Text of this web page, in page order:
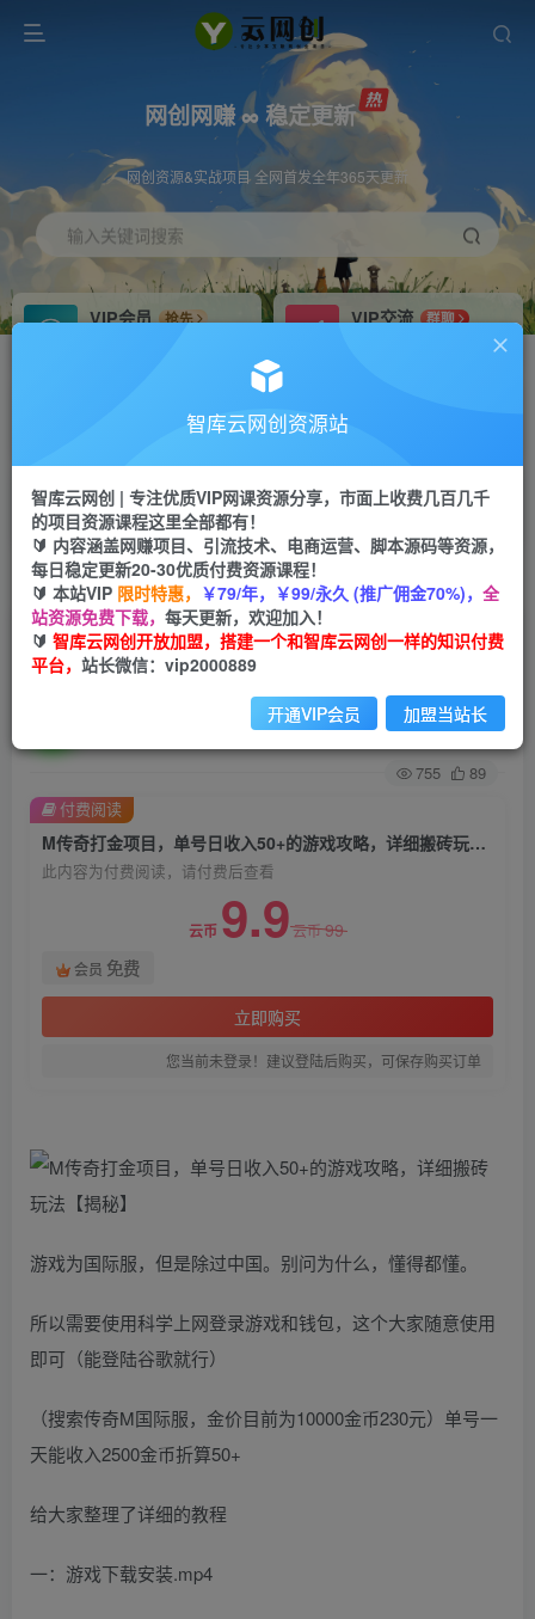
网创网赚 ∞ 稳定更新
网创资源&实战项目 全网首发全年365天更新
输入关键词搜索
VIP会员
抢先
VIP交流
群聊
研究探讨更多创业项目路子。
会员专属推广链接
网赚网创 项目
365天稳定跟新
APP下载
GO
首页 创业课程 会员免费 正文
M传奇打金项目，单号日收入50+的游戏攻略，详
细搬砖玩法【揭秘】
关注 私信
755 89
M传奇打金项目，单号日收入50+的游戏攻略，详细搬砖玩法【揭秘】
此内容为付费阅读，请付费后查看
云币 9.9云币99
会员 免费
立即购买
您当前未登录！建议登陆后购买，可保存购买订单
付费阅读
游戏为国际服，但是除过中国。别问为什么，懂得都懂。
所以需要使用科学上网登录游戏和钱包，这个大家随意使用
即可（能登陆谷歌就行）
（搜索传奇M国际服，金价目前为10000金币230元）单号一
天能收入2500金币折算50+
给大家整理了详细的教程
一：游戏下载安装.mp4
智库云网创资源站
智库云网创 | 专注优质VIP网课资源分享，市面上收费几百几千
的项目资源课程这里全部都有！
🔰 内容涵盖网赚项目、引流技术、电商运营、脚本源码等资源，
每日稳定更新20-30优质付费资源课程！
🔰 本站VIP 限时特惠， ￥79/年，￥99/永久 (推广佣金70%)， 全
站资源免费下载， 每天更新，欢迎加入！
🔰 智库云网创开放加盟，搭建一个和智库云网创一样的知识付费
平台， 站长微信：vip2000889
开通VIP会员 加盟当站长